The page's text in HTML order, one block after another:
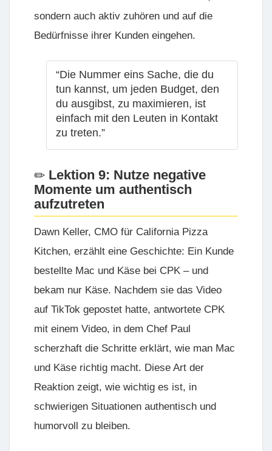
sondern auch aktiv zuhören und auf die
Bedürfnisse ihrer Kunden eingehen.
“Die Nummer eins Sache, die du
tun kannst, um jeden Budget, den
du ausgibst, zu maximieren, ist
einfach mit den Leuten in Kontakt
zu treten.”
Lektion 9: Nutze negative
Momente um authentisch
aufzutreten
Dawn Keller, CMO für California Pizza
Kitchen, erzählt eine Geschichte: Ein Kunde
bestellte Mac und Käse bei CPK – und
bekam nur Käse. Nachdem sie das Video
auf TikTok gepostet hatte, antwortete CPK
mit einem Video, in dem Chef Paul
scherzhaft die Schritte erklärt, wie man Mac
und Käse richtig macht. Diese Art der
Reaktion zeigt, wie wichtig es ist, in
schwierigen Situationen authentisch und
humorvoll zu bleiben.